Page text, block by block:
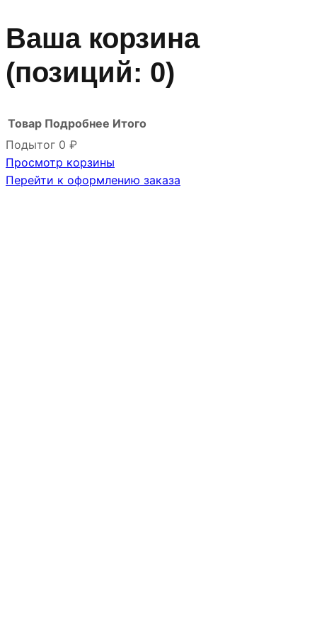
Ваша корзина
(позиций: 0)
Товары
Товар Подробнее Итого
Подытог 0 ₽
Просмотр корзины
Перейти к оформлению заказа